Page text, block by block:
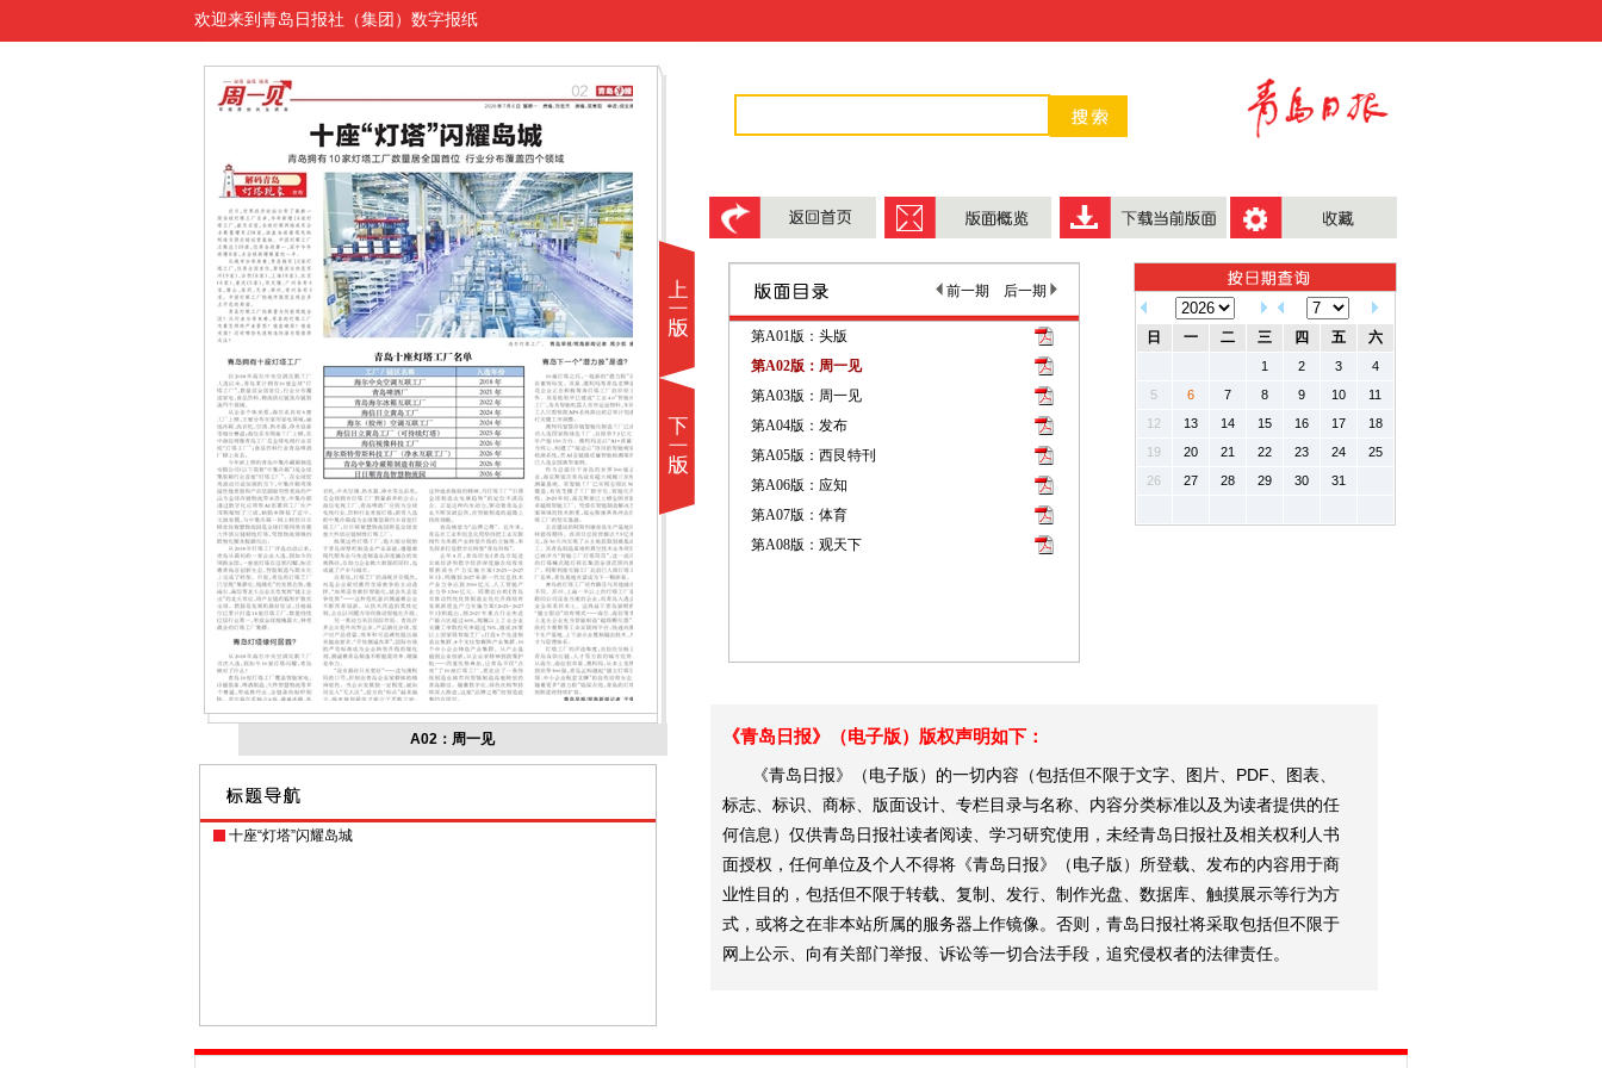
欢迎来到青岛日报社（集团）数字报纸
A02：周一见
十座“灯塔”闪耀岛城
前一期 后一期
第A01版：头版
第A02版：周一见
第A03版：周一见
第A04版：发布
第A05版：西艮特刊
第A06版：应知
第A07版：体育
第A08版：观天下
日 一 二 三 四 五 六
1 2 3
4
5
6 7 8 9 10
11
12
13 14 15 16 17
18
19
20 21 22 23 24
25
26
27 28 29 30 31
《青岛日报》（电子版）版权声明如下：
《青岛日报》（电子版）的一切内容（包括但不限于文字、图片、PDF、图表、
标志、标识、商标、版面设计、专栏目录与名称、内容分类标准以及为读者提供的任
何信息）仅供青岛日报社读者阅读、学习研究使用，未经青岛日报社及相关权利人书
面授权，任何单位及个人不得将《青岛日报》（电子版）所登载、发布的内容用于商
业性目的，包括但不限于转载、复制、发行、制作光盘、数据库、触摸展示等行为方
式，或将之在非本站所属的服务器上作镜像。否则，青岛日报社将采取包括但不限于
网上公示、向有关部门举报、诉讼等一切合法手段，追究侵权者的法律责任。